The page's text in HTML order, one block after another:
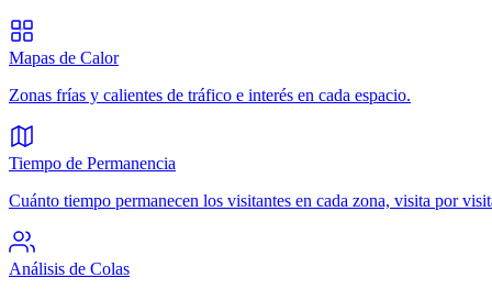
Mapas de Calor
Zonas frías y calientes de tráfico e interés en cada espacio.
Tiempo de Permanencia
Cuánto tiempo permanecen los visitantes en cada zona, visita por
Análisis de Colas